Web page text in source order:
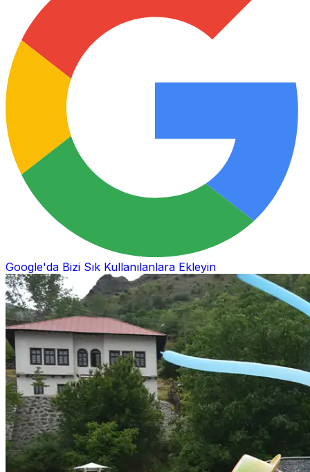
Google'da Bizi Sık Kullanılanlara Ekleyin